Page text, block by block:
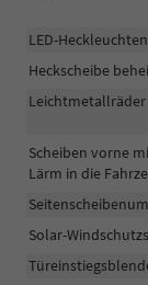
LED-Heckleuchten
Heckscheibe
Leichtmetallräder
Scheiben vorne
Lärm in die
Solar-